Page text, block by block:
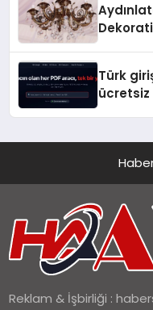
Türk
ücretsiz
Reklam & İşbirliği :